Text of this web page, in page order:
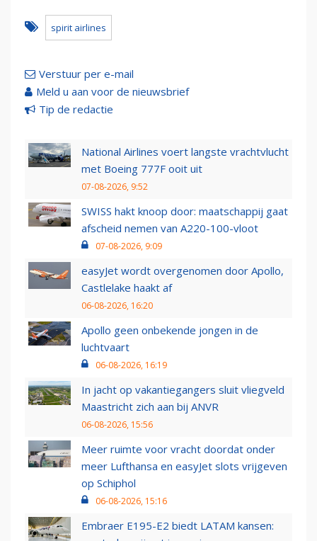
spirit airlines
Verstuur per e-mail
Meld u aan voor de nieuwsbrief
Tip de redactie
National Airlines voert langste vrachtvlucht
met Boeing 777F ooit uit
07-08-2026, 9:52
SWISS hakt knoop door: maatschappij gaat
afscheid nemen van A220-100-vloot
07-08-2026, 9:09
easyJet wordt overgenomen door Apollo,
Castlelake haakt af
06-08-2026, 16:20
Apollo geen onbekende jongen in de
luchtvaart
06-08-2026, 16:19
In jacht op vakantiegangers sluit vliegveld
Maastricht zich aan bij ANVR
06-08-2026, 15:56
Meer ruimte voor vracht doordat onder
meer Lufthansa en easyJet slots vrijgeven
op Schiphol
06-08-2026, 15:16
Embraer E195-E2 biedt LATAM kansen: